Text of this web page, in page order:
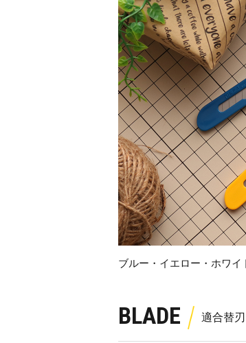
ブルー・イエロー・ホワイ
BLADE